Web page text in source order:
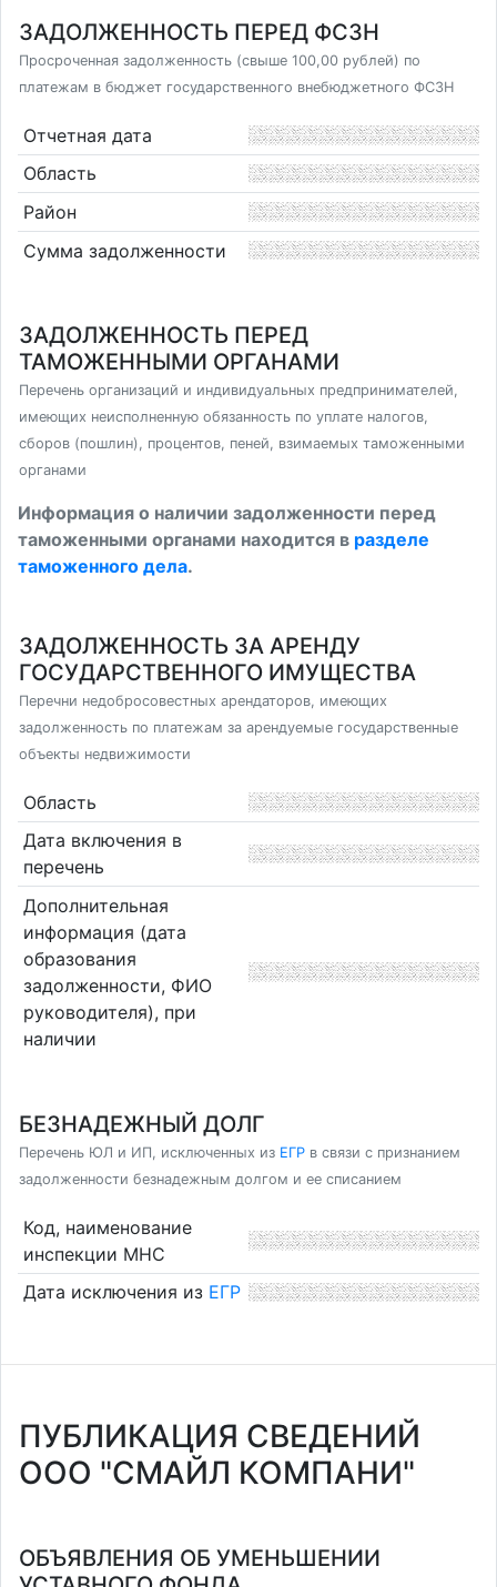
ЗАДОЛЖЕННОСТЬ ПЕРЕД ФСЗН
Просроченная задолженность (свыше 100,00 рублей) по
платежам в бюджет государственного внебюджетного ФСЗН
Отчетная дата
Область
Район
Сумма задолженности
ЗАДОЛЖЕННОСТЬ ПЕРЕД
ТАМОЖЕННЫМИ ОРГАНАМИ
Перечень организаций и индивидуальных предпринимателей,
имеющих неисполненную обязанность по уплате налогов,
сборов (пошлин), процентов, пеней, взимаемых таможенными
органами
Информация о наличии задолженности перед
таможенными органами находится в разделе
таможенного дела.
ЗАДОЛЖЕННОСТЬ ЗА АРЕНДУ
ГОСУДАРСТВЕННОГО ИМУЩЕСТВА
Перечни недобросовестных арендаторов, имеющих
задолженность по платежам за арендуемые государственные
объекты недвижимости
Область
Дата включения в
перечень
Дополнительная
информация (дата
образования
задолженности, ФИО
руководителя), при
наличии
БЕЗНАДЕЖНЫЙ ДОЛГ
Перечень ЮЛ и ИП, исключенных из ЕГР в связи с признанием
задолженности безнадежным долгом и ее списанием
Код, наименование
инспекции МНС
Дата исключения из ЕГР
ПУБЛИКАЦИЯ СВЕДЕНИЙ
ООО "СМАЙЛ КОМПАНИ"
ОБЪЯВЛЕНИЯ ОБ УМЕНЬШЕНИИ